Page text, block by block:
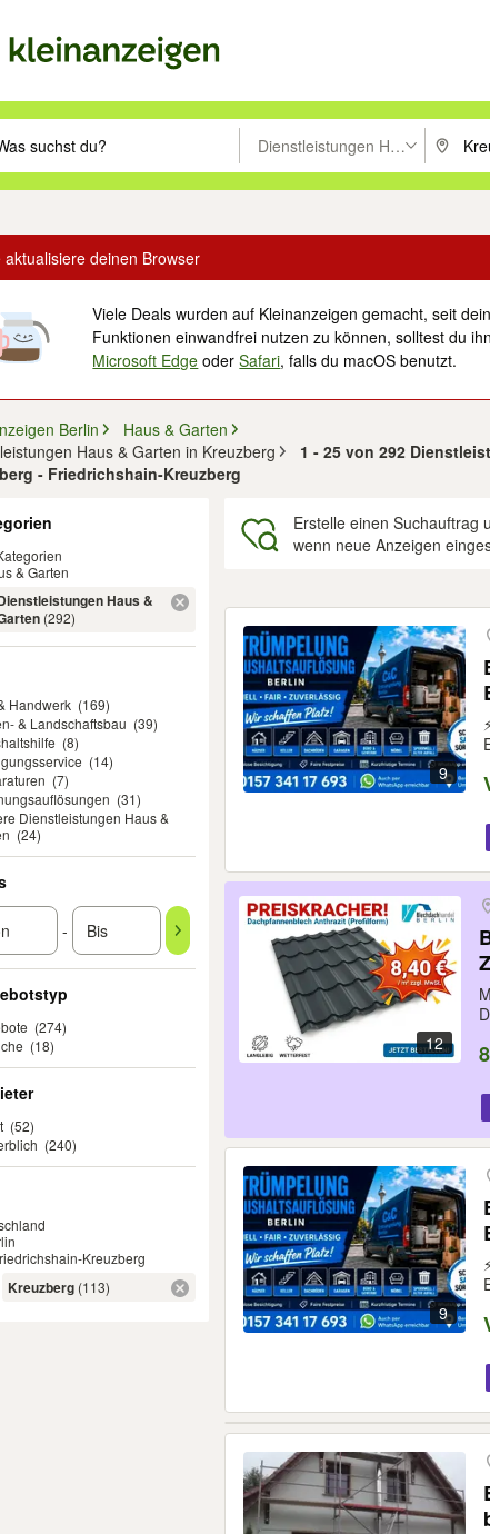
eingeben. Eingabetaste drücken um zu suchen, oder
Dienstleistungen Haus & Garten
PLZ
aktualisiere deinen Browser
Viele Deals wurden auf Kleinanzeigen gemacht, seit
Funktionen einwandfrei nutzen zu können, solltest du
Microsoft Edge oderSafari, falls du macOS benutzt.
Berlin
Haus & Garten
Haus & Garten in Kreuzberg
1 - 25 von 292
- Friedrichshain-Kreuzberg
& Garten
Haus &
(292)
Handwerk (169)
& Landschaftsbau (39)
(8)
(14)
(7)
(31)
Dienstleistungen Haus &
(24)
-
(274)
(18)
(52)
(240)
Kreuzberg
Kreuzberg (113)
Erstelle einen Suchauftrag
wenn neue Anzeigen
9
12
9